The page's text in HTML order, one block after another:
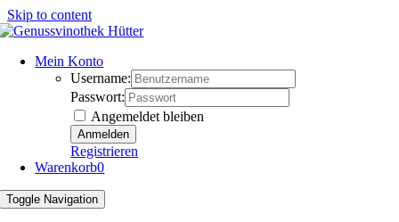
Skip to content
Mein Konto
Username:
Passwort:
Angemeldet bleiben
Registrieren
Warenkorb0
Toggle Navigation